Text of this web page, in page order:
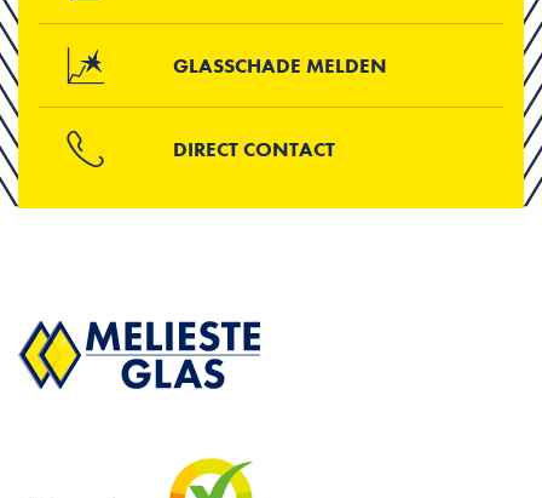
GLASSCHADE MELDEN
DIRECT CONTACT